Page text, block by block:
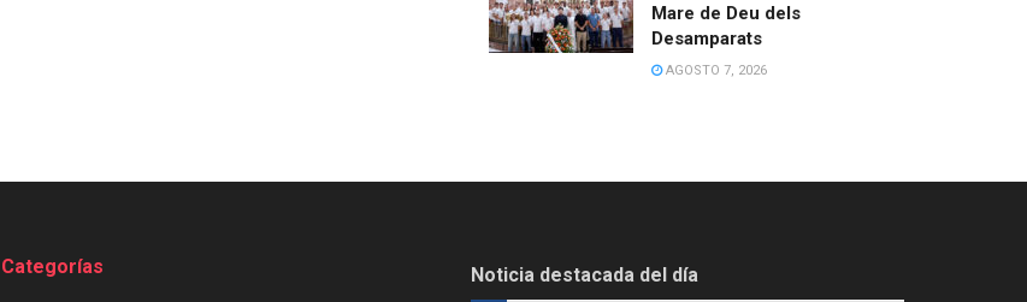
Mare de Deu dels
Desamparats
AGOSTO 7, 2026
Categorías Noticia destacada del día